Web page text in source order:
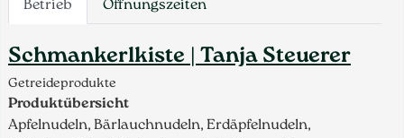
Betrieb Öffnungszeiten
Schmankerlkiste | Tanja Steuerer
Getreideprodukte
Produktübersicht
Apfelnudeln, Bärlauchnudeln, Erdäpfelnudeln,